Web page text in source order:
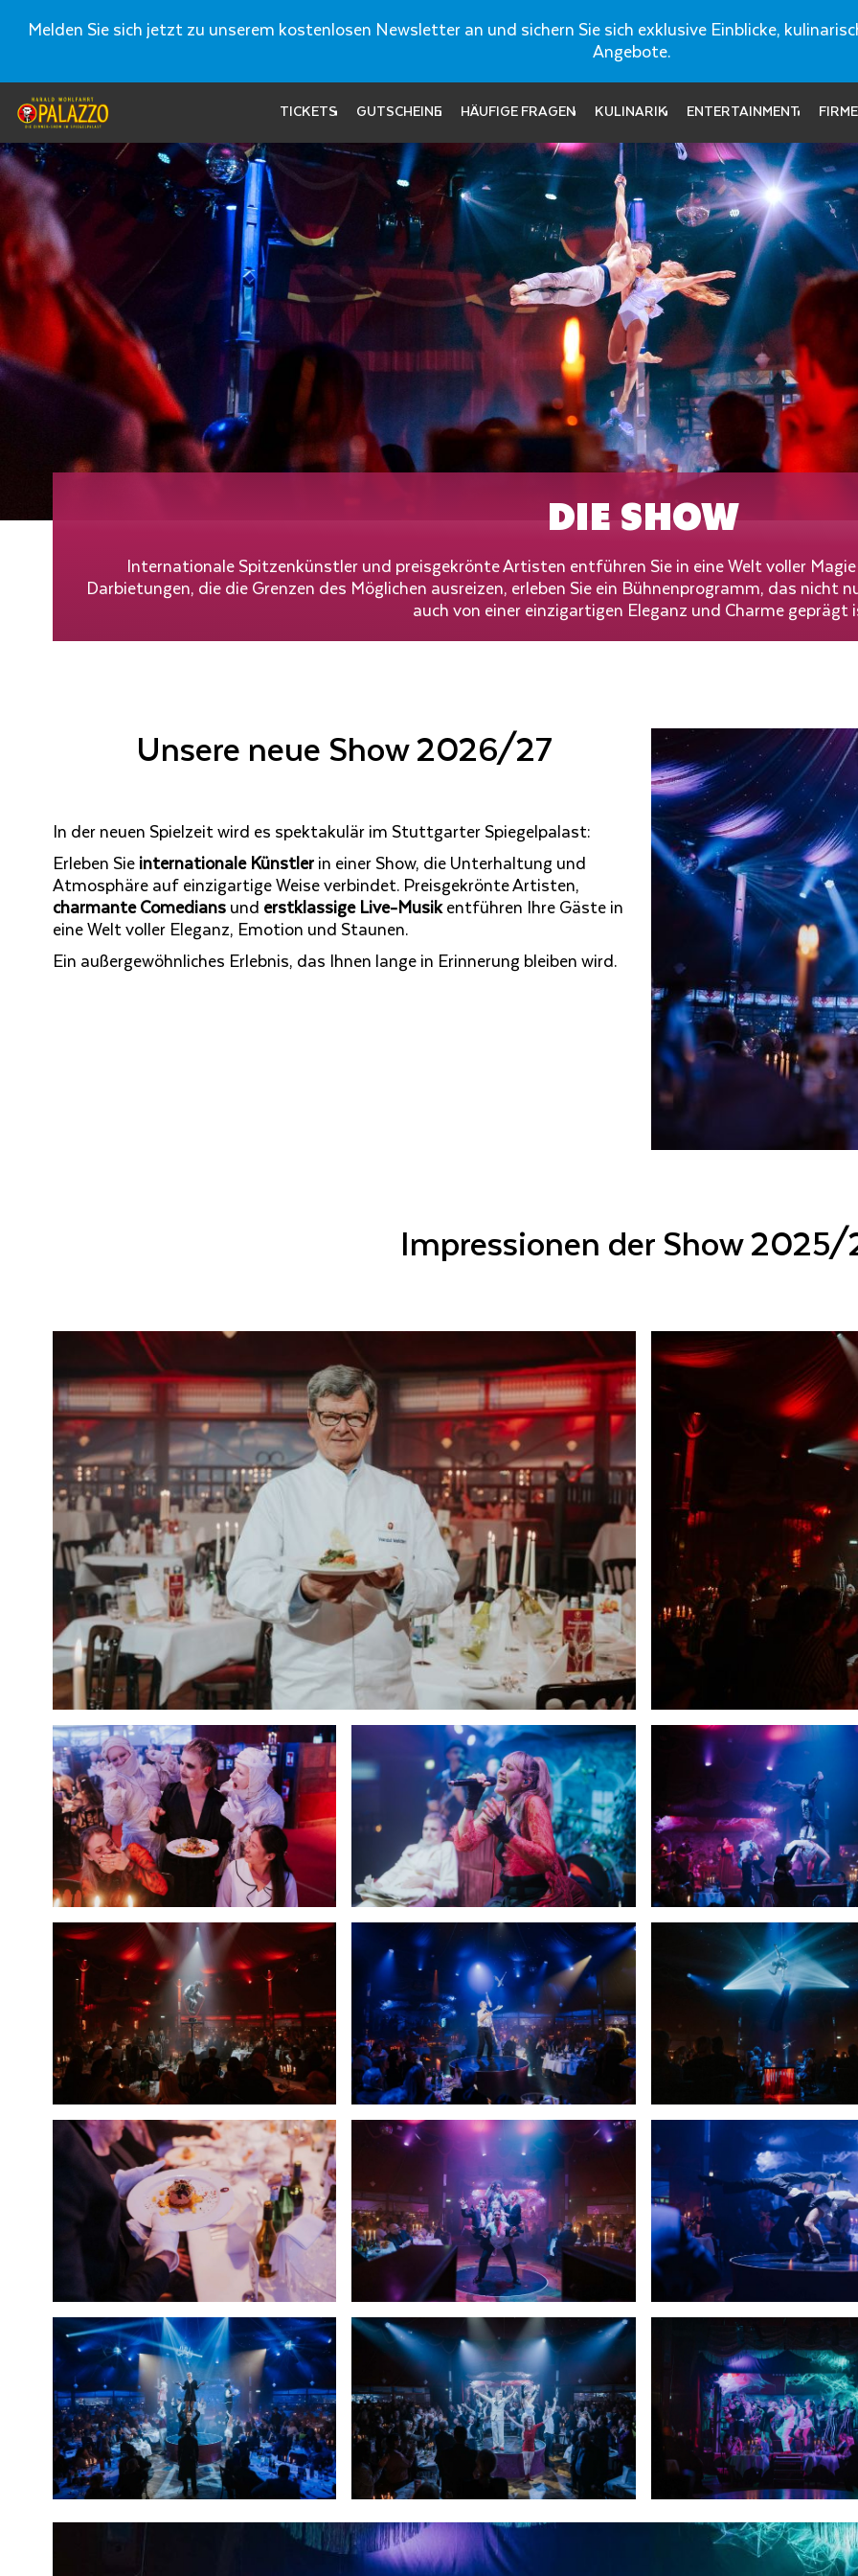
Melden Sie sich jetzt zu unserem kostenlosen Newsletter an und sichern Sie sich exklusive Einblicke,
Angebote.
TICKETS GUTSCHEINE HÄUFIGE FRAGEN KULINARIK ENTERTAINMENT
DIE SHOW
Internationale Spitzenkünstler und preisgekrönte Artisten entführen Sie in eine Welt voller
Darbietungen, die die Grenzen des Möglichen ausreizen, erleben Sie ein Bühnenprogramm, das nicht
auch von einer einzigartigen Eleganz und Charme geprägt
Unsere neue Show 2026/27
In der neuen Spielzeit wird es spektakulär im Stuttgarter Spiegelpalast:
Erleben Sie internationale Künstler in einer Show, die Unterhaltung und
Atmosphäre auf einzigartige Weise verbindet. Preisgekrönte Artisten,
charmante Comediansund erstklassige Live-Musikentführen Ihre Gäste in
eine Welt voller Eleganz, Emotion und Staunen.
Ein außergewöhnliches Erlebnis, das Ihnen lange in Erinnerung bleiben wird.
Impressionen der Show